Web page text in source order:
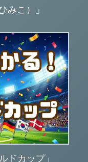
みこ）」
ドカップ」